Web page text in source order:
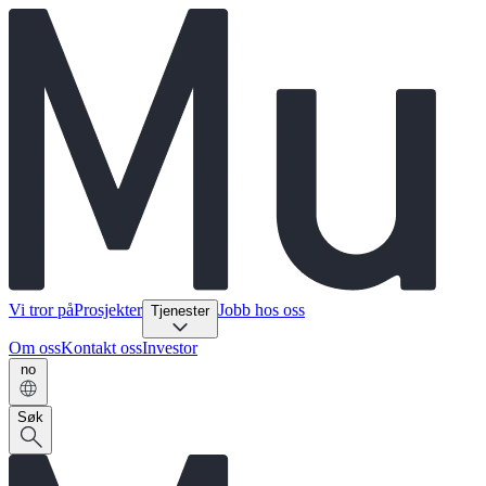
Vi tror påProsjekter Tjenester Jobb hos oss
Om ossKontakt ossInvestor
no
Søk